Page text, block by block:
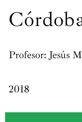
Profesor: Jesús
2018